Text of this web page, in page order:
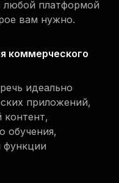
любой платформой
вам нужно.
коммерческого
идеально
приложений,
контент,
обучения,
функции